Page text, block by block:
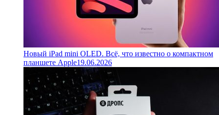
Новый iPad mini OLED. Всё, что известно о компактном
планшете Apple19.06.2026